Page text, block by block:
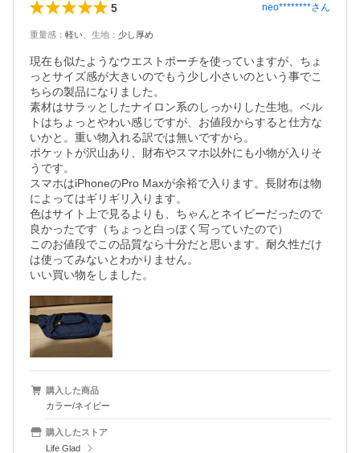
5 neo********さん
重量感 ： 軽い 生地 ： 少し厚め
現在も似たようなウエストポーチを使っていますが、ちょ
っとサイズ感が大きいのでもう少し小さいのという事でこ
ちらの製品になりました。
素材はサラッとしたナイロン系のしっかりした生地。ベル
トはちょっとやわい感じですが、お値段からすると仕方な
いかと。重い物入れる訳では無いですから。
ポケットが沢山あり、財布やスマホ以外にも小物が入りそ
うです。
スマホはiPhoneのPro Maxが余裕で入ります。長財布は物
によってはギリギリ入ります。
色はサイト上で見るよりも、ちゃんとネイビーだったので
良かったです（ちょっと白っぽく写っていたので）
このお値段でこの品質なら十分だと思います。耐久性だけ
は使ってみないとわかりません。
いい買い物をしました。
購入した商品
カラー/ネイビー
購入したストア
Life Glad